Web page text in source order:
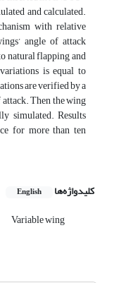
and calculated.
with relative
angle of attack
natural flapping and
is equal to
are verified by a
Then the wing
simulated. Results
for more than ten
کلیدواژه‌ها English
Variable wing